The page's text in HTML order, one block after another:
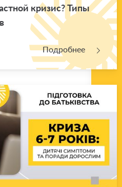
кри­зис? Типы
Подробнее